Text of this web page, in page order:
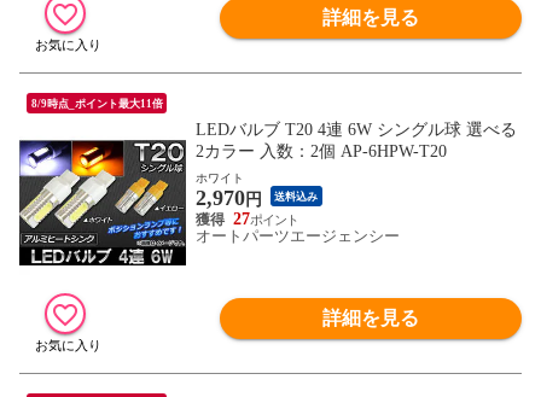
詳細を見る
8/9時点_ポイント最大11倍
LEDバルブ T20 4連 6W シングル球 選べる
2カラー 入数：2個 AP-6HPW-T20
ホワイト
2,970円 送料込み
27
オートパーツエージェンシー
詳細を見る